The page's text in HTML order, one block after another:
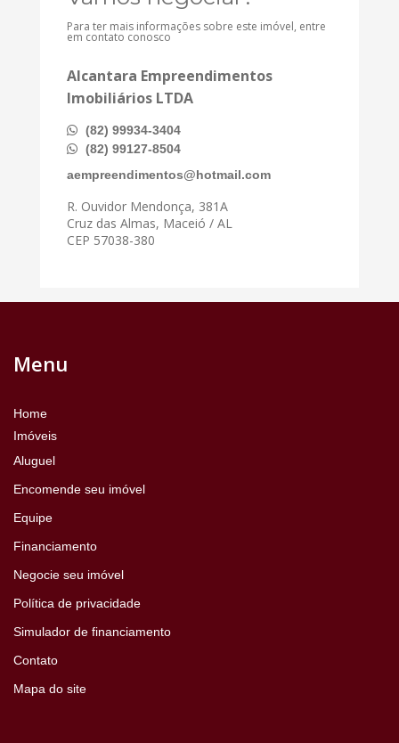
Para ter mais informações sobre este imóvel, entre
em contato conosco
Alcantara Empreendimentos
Imobiliários LTDA
(82) 99934-3404
(82) 99127-8504
aempreendimentos@hotmail.com
R. Ouvidor Mendonça, 381A
Cruz das Almas, Maceió / AL
CEP 57038-380
Menu
Home
Imóveis
Aluguel
Encomende seu imóvel
Equipe
Financiamento
Negocie seu imóvel
Política de privacidade
Simulador de financiamento
Contato
Mapa do site